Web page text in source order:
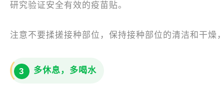
研究验证安全有效的疫苗贴。
注意不要揉搓接种部位，保持接种部位的清洁和干燥
3 多休息，多喝水